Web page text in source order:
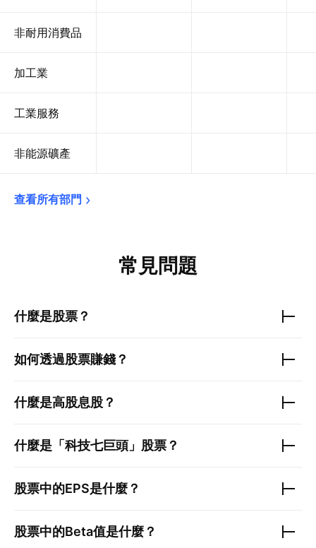
非耐用消費品
加工業
工業服務
非能源礦產
查看所有部門
常見問題
什麼是股票？
如何透過股票賺錢？
什麼是高股息股？
什麼是「科技七巨頭」股票？
股票中的EPS是什麼？
股票中的Beta值是什麼？